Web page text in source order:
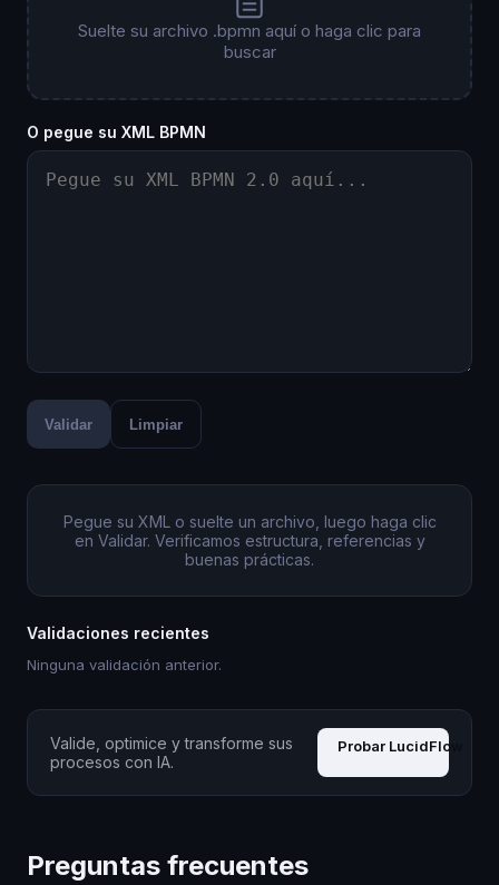
Suelte su archivo .bpmn aquí o haga clic para
buscar
O pegue su XML BPMN
Validar Limpiar
Pegue su XML o suelte un archivo, luego haga clic
en Validar. Verificamos estructura, referencias y
buenas prácticas.
Validaciones recientes
Ninguna validación anterior.
Valide, optimice y transforme sus
procesos con IA.
Probar LucidFlow
Preguntas frecuentes